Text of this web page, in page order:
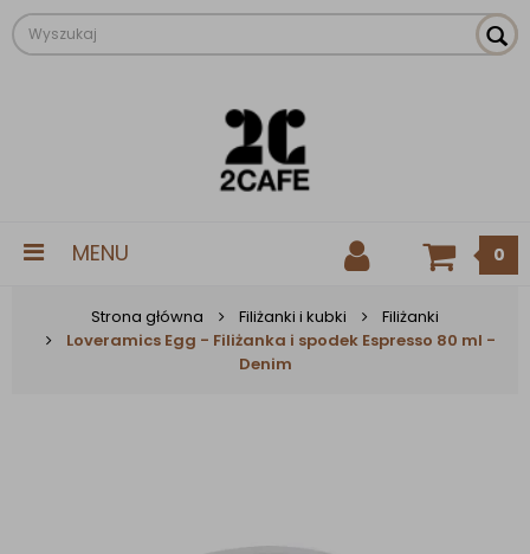
MENU 0
Strona główna Filiżanki i kubki
Filiżanki
Loveramics Egg - Filiżanka i spodek Espresso 80 ml -
Denim